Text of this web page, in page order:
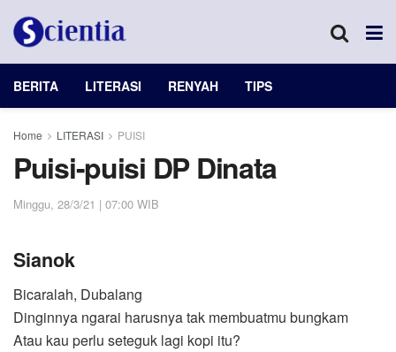
BERITA LITERASI RENYAH TIPS
Home LITERASI PUISI
Puisi-puisi DP Dinata
Minggu, 28/3/21 | 07:00 WIB
Sianok
Bicaralah, Dubalang
Dinginnya ngarai harusnya tak membuatmu bungkam
Atau kau perlu seteguk lagi kopi itu?